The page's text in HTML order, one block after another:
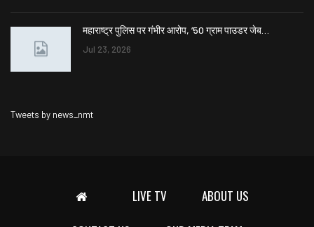
महाराष्ट्र पुलिस पर गंभीर आरोप, ’50 ग्राम पाउडर जेब…
Jul 23, 2026
Tweets by news_nmt
LIVE TV
ABOUT US